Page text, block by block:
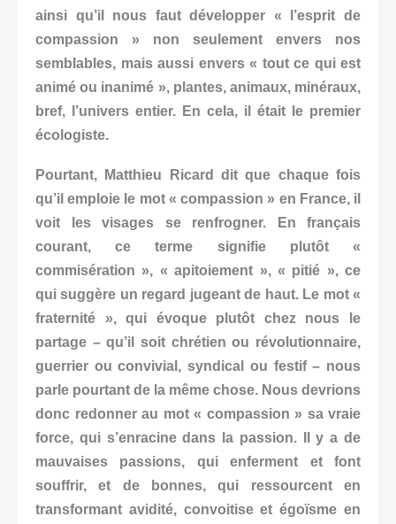
ainsi qu’il nous faut développer « l’esprit de
compassion » non seulement envers nos
semblables, mais aussi envers « tout ce qui est
animé ou inanimé », plantes, animaux, minéraux,
bref, l’univers entier. En cela, il était le premier
écologiste.
Pourtant, Matthieu Ricard dit que chaque fois
qu’il emploie le mot « compassion » en France, il
voit les visages se renfrogner. En français
courant, ce terme signifie plutôt «
commisération », « apitoiement », « pitié », ce
qui suggère un regard jugeant de haut. Le mot «
fraternité », qui évoque plutôt chez nous le
partage – qu’il soit chrétien ou révolutionnaire,
guerrier ou convivial, syndical ou festif – nous
parle pourtant de la même chose. Nous devrions
donc redonner au mot « compassion » sa vraie
force, qui s’enracine dans la passion. Il y a de
mauvaises passions, qui enferment et font
souffrir, et de bonnes, qui ressourcent en
transformant avidité, convoitise et égoïsme en